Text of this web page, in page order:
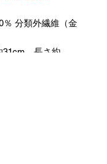
分類外繊維（金
31cm 長さ約